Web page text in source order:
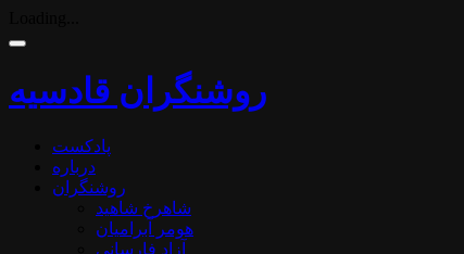
روشنگران قادسیه
پادکست
درباره
روشنگران
شاهرخ شاهید
هومر آبرامیان
آزاد فارسانی